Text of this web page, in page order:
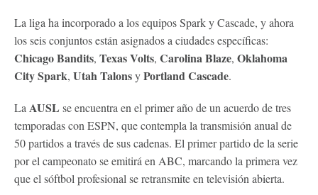
La liga ha incorporado a los equipos Spark y Cascade, y ahora
los seis conjuntos están asignados a ciudades específicas:
Chicago Bandits, Texas Volts, Carolina Blaze, Oklahoma
City Spark, Utah TalonsyPortland Cascade.
La AUSL se encuentra en el primer año de un acuerdo de tres
temporadas con ESPN, que contempla la transmisión anual de
50 partidos a través de sus cadenas. El primer partido de la serie
por el campeonato se emitirá en ABC, marcando la primera vez
que el sóftbol profesional se retransmite en televisión abierta.